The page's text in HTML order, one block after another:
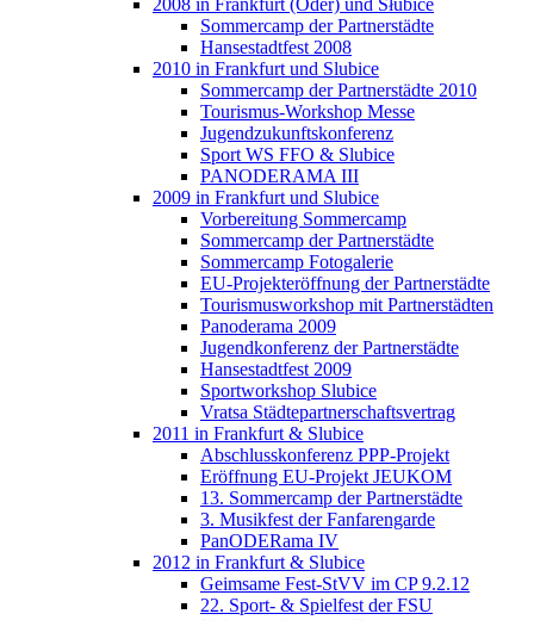
2008 in Frankfurt (Oder) und Słubice
Sommercamp der Partnerstädte
Hansestadtfest 2008
2010 in Frankfurt und Slubice
Sommercamp der Partnerstädte 2010
Tourismus-Workshop Messe
Jugendzukunftskonferenz
Sport WS FFO & Slubice
PANODERAMA III
2009 in Frankfurt und Slubice
Vorbereitung Sommercamp
Sommercamp der Partnerstädte
Sommercamp Fotogalerie
EU-Projekteröffnung der Partnerstädte
Tourismusworkshop mit Partnerstädten
Panoderama 2009
Jugendkonferenz der Partnerstädte
Hansestadtfest 2009
Sportworkshop Slubice
Vratsa Städtepartnerschaftsvertrag
2011 in Frankfurt & Slubice
Abschlusskonferenz PPP-Projekt
Eröffnung EU-Projekt JEUKOM
13. Sommercamp der Partnerstädte
3. Musikfest der Fanfarengarde
PanODERama IV
2012 in Frankfurt & Slubice
Geimsame Fest-StVV im CP 9.2.12
22. Sport- & Spielfest der FSU